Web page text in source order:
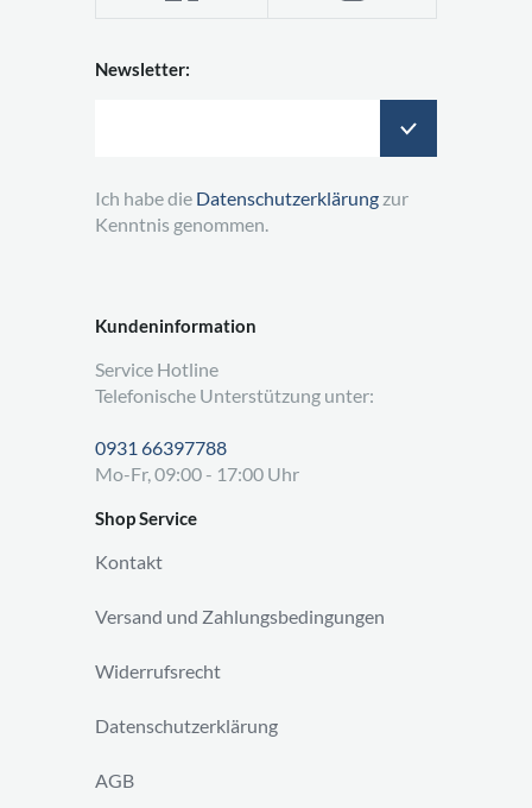
Kundeninformation
Service Hotline
Telefonische Unterstützung unter:
0931 66397788
Mo-Fr, 09:00 - 17:00 Uhr
Shop Service
Kontakt
Versand und Zahlungsbedingungen
Widerrufsrecht
Datenschutzerklärung
AGB
Newsletter:
Ich habe die Datenschutzerklärung zur
Kenntnis genommen.